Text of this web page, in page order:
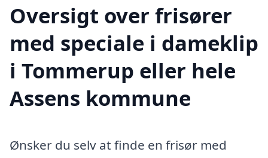
Oversigt over frisører
med speciale i dameklip
i Tommerup eller hele
Assens kommune
Ønsker du selv at finde en frisør med